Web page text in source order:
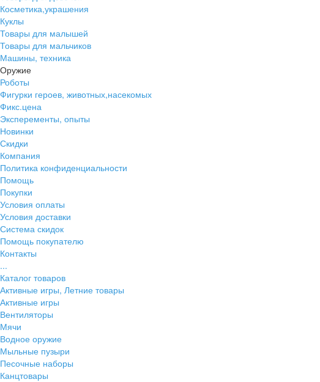
Косметика,украшения
Куклы
Товары для малышей
Товары для мальчиков
Машины, техника
Оружие
Роботы
Фигурки героев, животных,насекомых
Фикс.цена
Эксперементы, опыты
Новинки
Скидки
Компания
Политика конфиденциальности
Помощь
Покупки
Условия оплаты
Условия доставки
Система скидок
Помощь покупателю
Контакты
...
Каталог товаров
Активные игры, Летние товары
Активные игры
Вентиляторы
Мячи
Водное оружие
Мыльные пузыри
Песочные наборы
Канцтовары